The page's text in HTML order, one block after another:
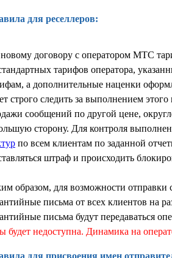
для реселлеров:
договору с оператором МТС
тарифов оператора,
а дополнительные наценки
строго следить за выполнением
сообщений по другой цене,
сторону. Для контроля
по всем клиентам по заданной
штраф и происходить
образом, для возможности отправки
письма от всех клиентов на
письма будут передаваться
будет недоступна. Динамика на
для присвоения имен